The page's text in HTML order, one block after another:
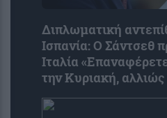
Διπλωματική
Ισπανία: Ο Σάντσεθ
Ιταλία
την Κυριακή, αλλιώς